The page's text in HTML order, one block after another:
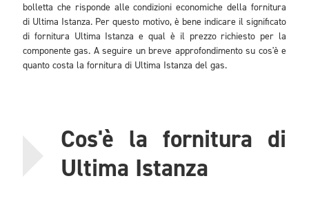
bolletta che risponde alle condizioni economiche della fornitura
di Ultima Istanza. Per questo motivo, è bene indicare il significato
di fornitura Ultima Istanza e qual è il prezzo richiesto per la
componente gas. A seguire un breve approfondimento su cos'è e
quanto costa la fornitura di Ultima Istanza del gas.
Cos'è la fornitura di
Ultima Istanza